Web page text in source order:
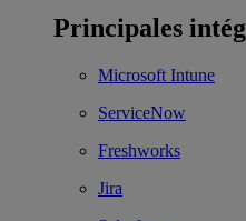
Principales
Microsoft Intune
ServiceNow
Freshworks
Jira